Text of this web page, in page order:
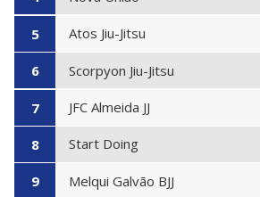
5 Atos Jiu-Jitsu
6 Scorpyon Jiu-Jitsu
7 JFC Almeida JJ
8 Start Doing
9 Melqui Galvão BJJ